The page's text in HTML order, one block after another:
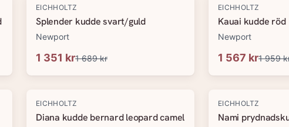
-20%
EICHHOLTZ
Splender kudde svart/guld
Newport
1 351 kr1 689 kr
-20%
EICHHOLTZ
Kauai kudde röd
Newport
1 567 kr1 959
-20%
EICHHOLTZ
Diana kudde bernard leopard camel
-20%
EICHHOLTZ
Nami